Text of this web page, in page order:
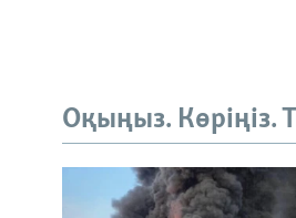
Оқыңыз. Көріңіз.